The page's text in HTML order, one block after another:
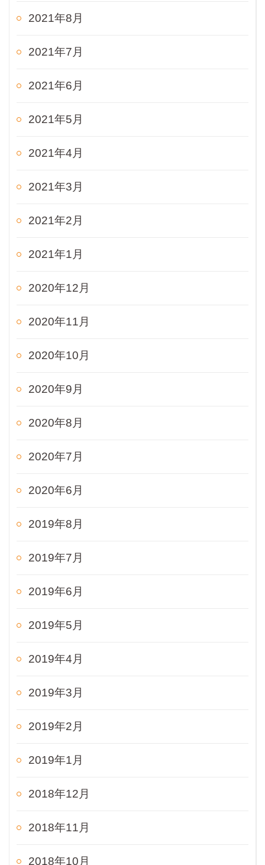
2021年8月
2021年7月
2021年6月
2021年5月
2021年4月
2021年3月
2021年2月
2021年1月
2020年12月
2020年11月
2020年10月
2020年9月
2020年8月
2020年7月
2020年6月
2019年8月
2019年7月
2019年6月
2019年5月
2019年4月
2019年3月
2019年2月
2019年1月
2018年12月
2018年11月
2018年10月